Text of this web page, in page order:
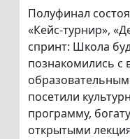
Полуфинал
«Кейс-турнир»,
спринт: Школа
познакомились с
посетили
программу,
открытыми